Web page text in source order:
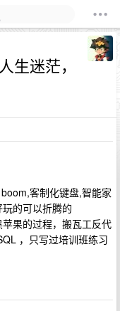
生迷茫，
客制化键盘,智能家
的可以折腾的
果的过程，搬瓦工反代
，只写过培训班练习